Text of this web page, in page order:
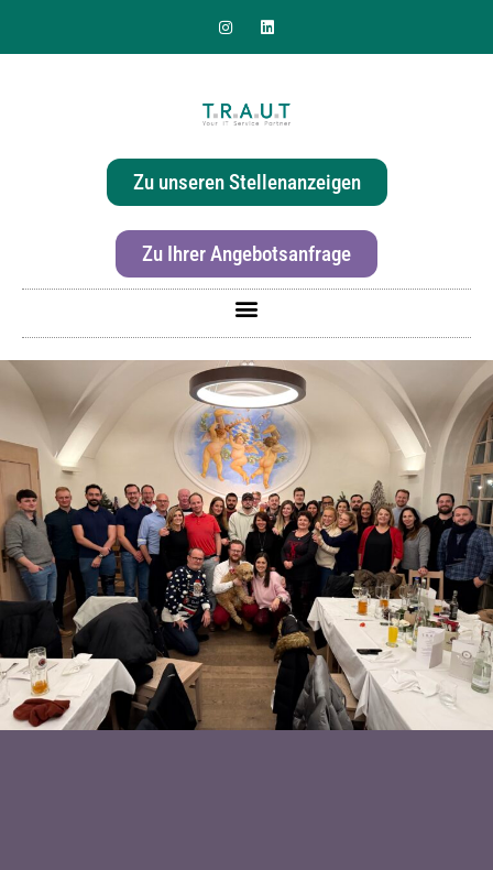
Zu unseren Stellenanzeigen
Zu Ihrer Angebotsanfrage
Sie suchen nach einer
effizienten & hochwertigen
Druckerlösung für Ihr Büro?
Für mehr Informationen zur Canon imageRunner
ADVANCE DX C3926i einfachhier klicken.
Oder kontaktieren Sie uns über dieses Formular:
Kontakt.